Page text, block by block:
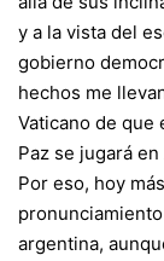
y a la vista del
gobierno
hechos me
Vaticano de
Paz se jugará
Por eso, hoy
argentina,